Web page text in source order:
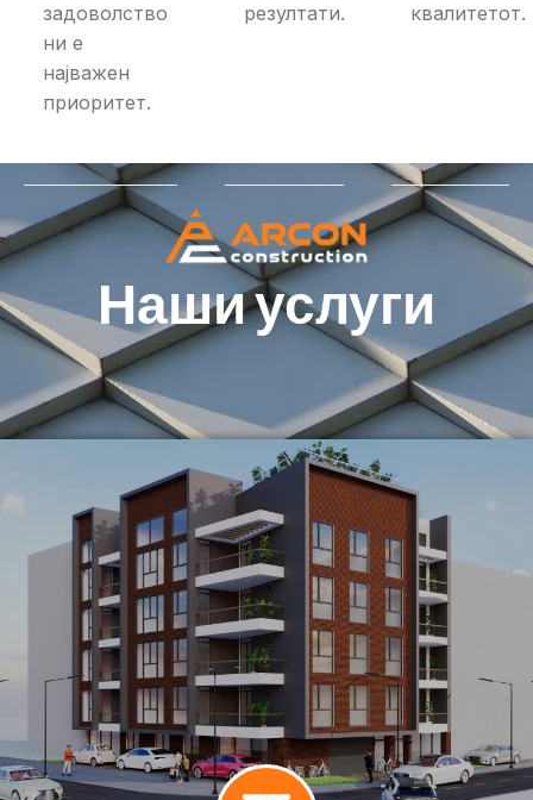
задоволство
ни е
најважен
приоритет.
резултати.
квалитетот.
Наши услуги